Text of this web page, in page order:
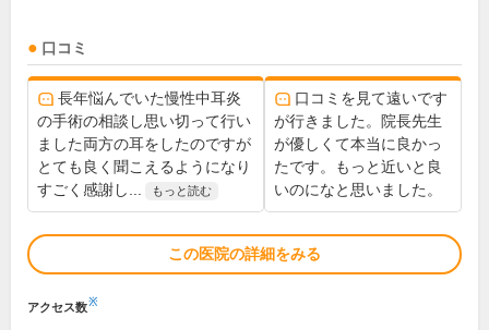
口コミ
長年悩んでいた慢性中耳炎
の手術の相談し思い切って行い
ました両方の耳をしたのですが
とても良く聞こえるようになり
すごく感謝し...
もっと読む
口コミを見て遠いです
が行きました。院長先生
が優しくて本当に良かっ
たです。もっと近いと良
いのになと思いました。
この医院の詳細をみる
アクセス数※